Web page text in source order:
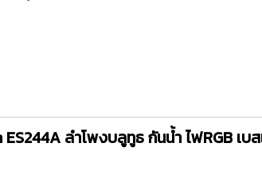
ลำโพงบลูทูธ กันน้ำ ไฟRGB เบ